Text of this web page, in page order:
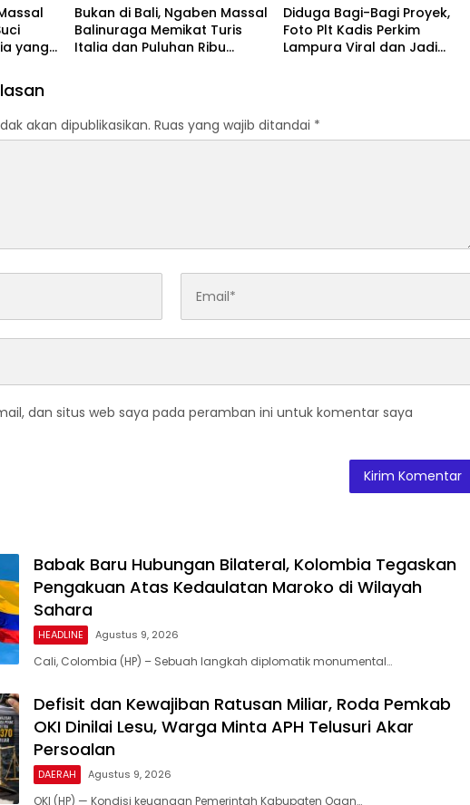
yang
Bukan di Bali, Ngaben Massal
Balinuraga Memikat Turis
Italia dan Puluhan Ribu
Diduga Bagi-Bagi Proyek,
Foto Plt Kadis Perkim
Lampura Viral dan Jadi
akan dipublikasikan. Ruas yang wajib ditandai *
dan situs web saya pada peramban ini untuk komentar saya
Babak Baru Hubungan Bilateral, Kolombia Tegaskan
Pengakuan Atas Kedaulatan Maroko di Wilayah
Sahara
HEADLINE Agustus 9, 2026
Cali, Colombia (HP) – Sebuah langkah diplomatik monumental…
Defisit dan Kewajiban Ratusan Miliar, Roda Pemkab
OKI Dinilai Lesu, Warga Minta APH Telusuri Akar
Persoalan
DAERAH Agustus 9, 2026
OKI (HP) — Kondisi keuangan Pemerintah Kabupaten Ogan…